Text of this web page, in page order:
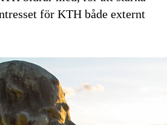
för KTH både externt